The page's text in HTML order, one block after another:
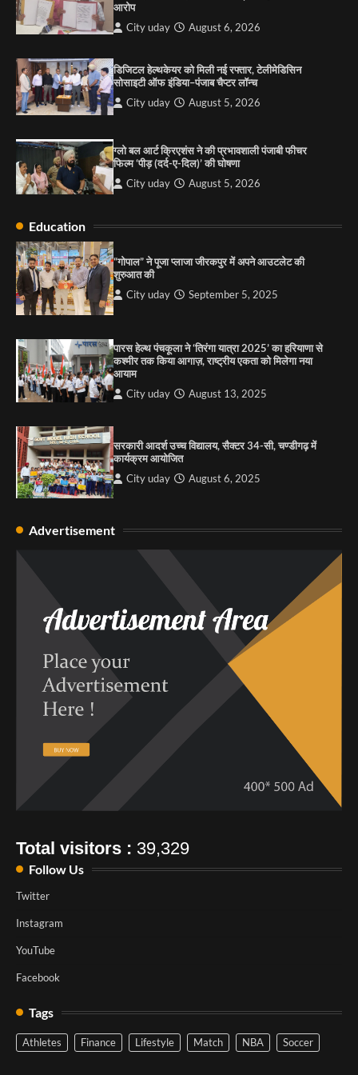
4
1
शुरुआत की
City uday September 5, 2025
2
कश्मीर तक किया आगाज़, राष्ट्रीय एकता को मिलेगा नया
आयाम
3
कार्यक्रम आयोजित
की कसम: देवशाली
City uday August 6, 2025
आरोप
City uday August 6, 2026
डिजिटल हेल्थकेयर को मिली नई रफ्तार, टेलीमेडिसिन
सोसाइटी ऑफ इंडिया–पंजाब चैप्टर लॉन्च
City uday August 5, 2026
ग्लो बल आर्ट क्रिएशंस ने की प्रभावशाली पंजाबी फीचर
फिल्म ‘पीड़ (दर्द-ए-दिल)’ की घोषणा
City uday August 5, 2026
Education
“गोपाल” ने पूजा प्लाजा जीरकपुर में अपने आउटलेट की
शुरुआत की
City uday September 5, 2025
पारस हेल्थ पंचकूला ने ‘तिरंगा यात्रा 2025’ का हरियाणा से
कश्मीर तक किया आगाज़, राष्ट्रीय एकता को मिलेगा नया
आयाम
City uday August 13, 2025
सरकारी आदर्श उच्च विद्यालय, सैक्टर 34-सी, चण्डीगढ़ में
कार्यक्रम आयोजित
City uday August 6, 2025
Advertisement
Total visitors : 39,329
Follow Us
Twitter
Instagram
YouTube
Facebook
Tags
Athletes Finance Lifestyle Match NBA Soccer